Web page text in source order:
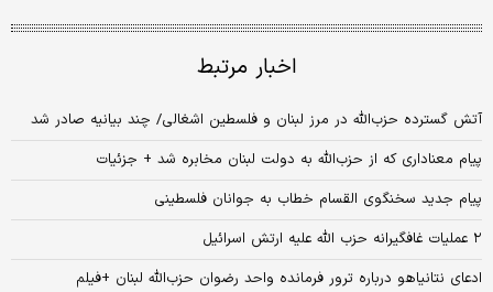
اخبار مرتبط
آتش گسترده حزب‌الله در مرز لبنان و فلسطین اشغالی/ چند بیانیه صادر شد
پیام معناداری که از حزب‌الله به دولت لبنان مخابره شد + جزئیات
پیام جدید سخنگوی القسام خطاب به جوانان فلسطینی
۲ عملیات غافگیرانه حزب‌ الله علیه ارتش اسرائیل
ادعای نتانیاهو درباره ترور فرمانده واحد رضوان حزب‌الله لبنان +فیلم